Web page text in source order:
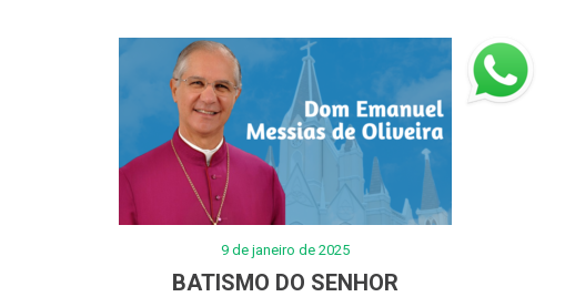
9 de janeiro de 2025
BATISMO DO SENHOR